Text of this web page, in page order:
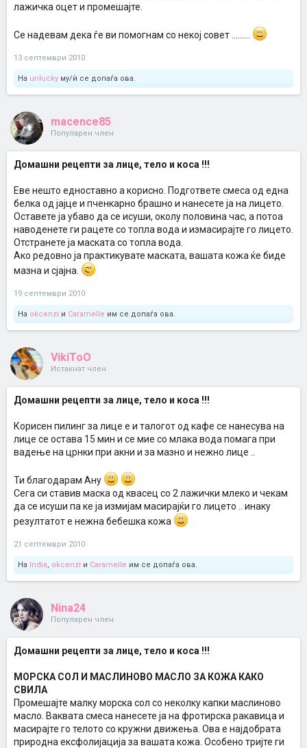
лажичка оцет и промешајте.
Се надевам дека ѓе ви помогнам со некој совет .........
13 септември 2010
На unlucky му/ѝ се допаѓа ова.
macence85
Популарен член
Домашни рецепти за лице, тело и коса !!!
Еве нешто едноставно а корисно. Подгответе смеса од една
белка од јајце и пченкарно брашно и нанесете ја на лицето.
Оставете ја убаво да се исуши, околу половина час, а потоа
наводенете ги рацете со топла вода и измасирајте го лицето.
Отстранете ја маската со топла вода.
Ако редовно ја практикувате маската, вашата кожа ќе биде
мазна и сјајна.
19 септември 2010
На okcenzi и Caramelle им се допаѓа ова.
VikiToO
Истакнат член
Домашни рецепти за лице, тело и коса !!!
Корисен пилинг за лице е и талогот од кафе се нанесува на
лице се остава 15 мин и се мие со млака вода помага при
вадење на црнки при акни и за мазно и нежно лице ..
Ти благодарам Ану
Сега си ставив маска од квасец со 2 лажички млеко и чекам
да се исуши па ке ја измијам масирајќи го лицето .. инаку
резултатот е нежна бебешка кожа
21 септември 2010
На India, okcenzi и Caramelle им се допаѓа ова.
Nina24
Популарен член
Домашни рецепти за лице, тело и коса !!!
МОРСКА СОЛ И МАСЛИНОВО МАСЛО ЗА КОЖА КАКО
СВИЛА
Промешајте малку морска сол со неколку капки маслиново
масло. Ваквата смеса нанесете ја на фротирска ракавица и
масирајте го телото со кружни движења. Ова е најдобрата
природна ексфолијација за вашата кожа. Особено тријте ги